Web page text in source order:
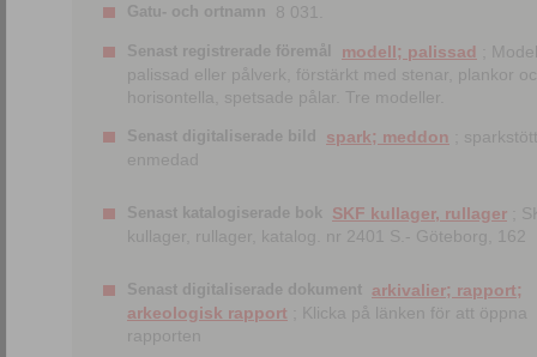
Gatu- och ortnamn 8 031.
Senast registrerade föremål modell; palissad
;
palissad eller pålverk, förstärkt med stenar, plankor
horisontella, spetsade pålar. Tre modeller.
Senast digitaliserade bild spark; meddon ;
enmedad
Senast katalogiserade bok SKF kullager, rullager ;
kullager, rullager, katalog. nr 2401 S.- Göteborg, 162
Senast digitaliserade dokument arkivalier; rapport;
arkeologisk rapport ; Klicka på länken för att öppna
rapporten